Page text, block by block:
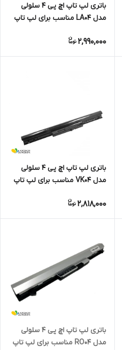
باتری لپ تاپ اچ پی 4 سلولی
مدل LA04 مناسب برای لپ تاپ
241/247/248/340/345/350/355
G1 G2
2,990,000
باتری لپ تاپ اچ پی 4 سلولی
مدل VK04 مناسب برای لپ تاپ
Sleekbook 14 15
2,818,000
باتری لپ تاپ اچ پی 4 سلولی
مدل RO04 مناسب برای لپ تاپ